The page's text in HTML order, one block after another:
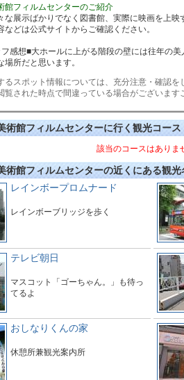
館フィルムセンターのご紹介
な展示ばかりでなく図書館、実際に映画を上映
などは公式サイトからご確認ください。
感想■大ホールに上がる階段の壁には往年の
場所だと思います。
るスポット情報については、充分注意・確認
覧された時点で間違っている場合がございます
術館フィルムセンターに行く観光コース
該当のコースはありま
術館フィルムセンターの近くにある観光
レインボープロムナード
レインボーブリッジを歩く
テレビ朝日
マスコット「ゴーちゃん。」も待っ
てるよ
おしなりくんの家
休憩所兼観光案内所